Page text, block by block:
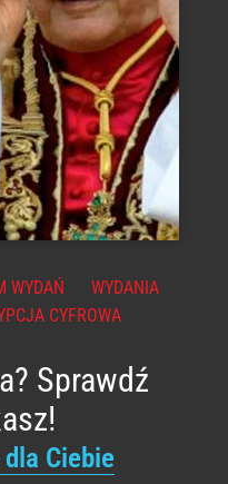
WYDAŃ
WYDANIA
CYFROWA
Sprawdź
Ciebie